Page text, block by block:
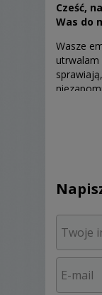
Cześć,
Was do
Wasze
utrwalam
czasie
portrety
Moją
laureatem
ulicznej.